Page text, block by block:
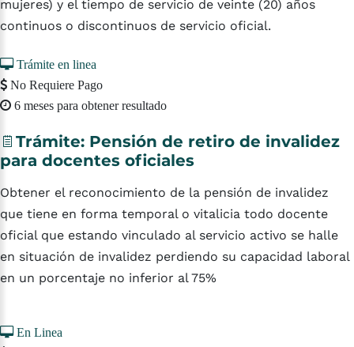
mujeres) y el tiempo de servicio de veinte (20) años
continuos o discontinuos de servicio oficial.
Trámite en linea
No Requiere Pago
6 meses para obtener resultado
Trámite: Pensión de retiro de invalidez
para docentes oficiales
Obtener el reconocimiento de la pensión de invalidez
que tiene en forma temporal o vitalicia todo docente
oficial que estando vinculado al servicio activo se halle
en situación de invalidez perdiendo su capacidad laboral
en un porcentaje no inferior al 75%
En Linea